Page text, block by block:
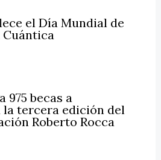
el Día Mundial de
becas a
la tercera edición del
Roberto Rocca